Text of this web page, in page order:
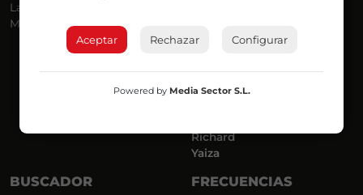
La Mañana de Radio Nervión
Más Madrugada
José Ignacio
Luis Carlos
Mar y Cielo
Richard
Yaiza
BUSCADOR FRECUENCIAS
Aceptar Rechazar Configurar
Powered by Media Sector S.L.